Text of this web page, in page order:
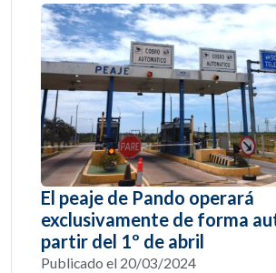
El peaje de Pando operará
exclusivamente de forma
partir del 1º de abril
Publicado el 20/03/2024